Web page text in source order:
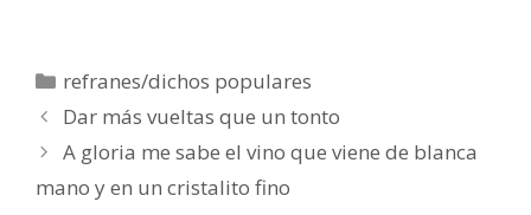
Categorías
refranes/dichos populares
Dar más vueltas que un tonto
A gloria me sabe el vino que viene de blanca
mano y en un cristalito fino